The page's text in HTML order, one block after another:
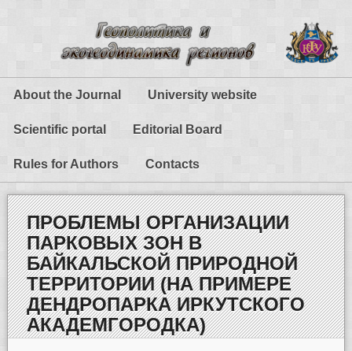
About the Journal University website
Scientific portal Editorial Board
Rules for Authors Contacts
ПРОБЛЕМЫ ОРГАНИЗАЦИИ
ПАРКОВЫХ ЗОН В
БАЙКАЛЬСКОЙ ПРИРОДНОЙ
ТЕРРИТОРИИ (НА ПРИМЕРЕ
ДЕНДРОПАРКА ИРКУТСКОГО
АКАДЕМГОРОДКА)